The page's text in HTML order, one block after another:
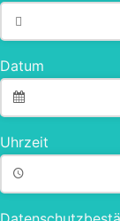
Datum
Uhrzeit